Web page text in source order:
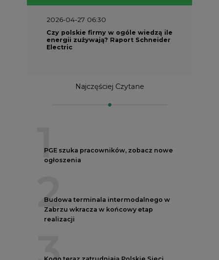
2026-04-27 06:30
Czy polskie firmy w ogóle wiedzą ile
energii zużywają? Raport Schneider
Electric
Najczęściej Czytane
1
PGE szuka pracowników, zobacz nowe
ogłoszenia
2
Budowa terminala intermodalnego w
Zabrzu wkracza w końcowy etap
realizacji
Kogo teraz zatrudniają Polskie Sieci